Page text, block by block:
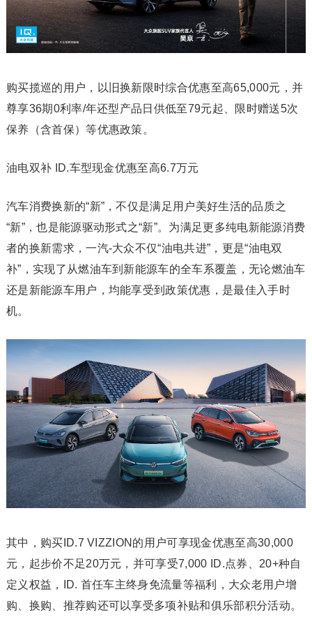
购买揽巡的用户，以旧换新限时综合优惠至高65,000元，并
尊享36期0利率/年还型产品日供低至79元起、限时赠送5次
保养（含首保）等优惠政策。
油电双补 ID.车型现金优惠至高6.7万元
汽车消费换新的“新”，不仅是满足用户美好生活的品质之
“新”，也是能源驱动形式之“新”。为满足更多纯电新能源消费
者的换新需求，一汽-大众不仅“油电共进”，更是“油电双
补”，实现了从燃油车到新能源车的全车系覆盖，无论燃油车
还是新能源车用户，均能享受到政策优惠，是最佳入手时
机。
其中，购买ID.7 VIZZION的用户可享现金优惠至高30,000
元，起步价不足20万元，并可享受7,000 ID.点券、20+种自
定义权益，ID. 首任车主终身免流量等福利，大众老用户增
购、换购、推荐购还可以享受多项补贴和俱乐部积分活动。